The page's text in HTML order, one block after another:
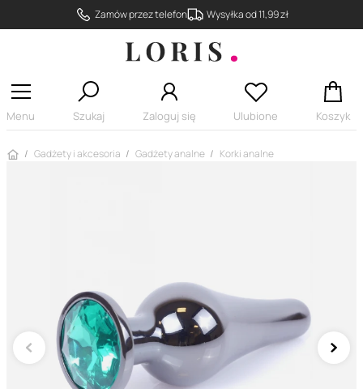
Zamów przez telefon Wysyłka od 11,99 zł
Menu Szukaj Zaloguj się Ulubione Koszyk
Strona główna
Gadżety i akcesoria Gadżety analne Korki analne